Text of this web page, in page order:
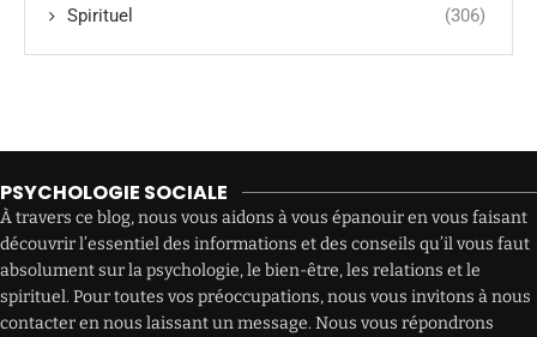
Spirituel (306)
PSYCHOLOGIE SOCIALE
À travers ce blog, nous vous aidons à vous épanouir en vous faisant
découvrir l’essentiel des informations et des conseils qu’il vous faut
absolument sur la psychologie, le bien-être, les relations et le
spirituel. Pour toutes vos préoccupations, nous vous invitons à nous
contacter en nous laissant un message. Nous vous répondrons